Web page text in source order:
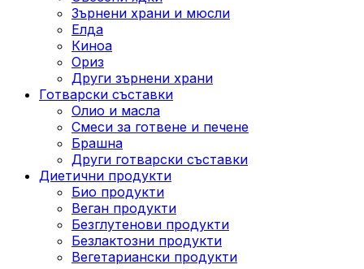
Зърнени храни и мюсли
Елда
Киноа
Ориз
Други зърнени храни
Готварски съставки
Олио и масла
Смеси за готвене и печене
Брашна
Други готварски съставки
Диетични продукти
Био продукти
Веган продукти
Безглутенови продукти
Безлактозни продукти
Вегетариански продукти